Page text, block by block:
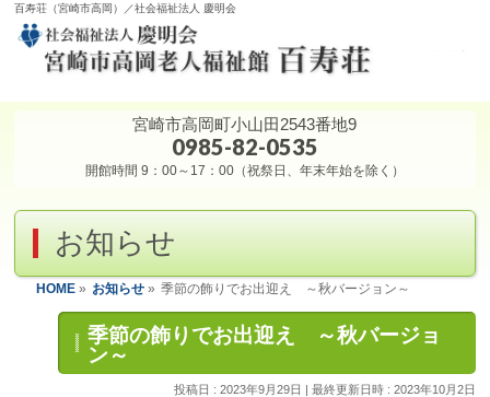
百寿荘（宮崎市高岡）／社会福祉法人 慶明会
宮崎市高岡町小山田2543番地9
0985-82-0535
開館時間 9：00～17：00（祝祭日、年末年始を除く）
お知らせ
HOME » お知らせ » 季節の飾りでお出迎え ～秋バージョン～
季節の飾りでお出迎え ～秋バージョ
ン～
投稿日 : 2023年9月29日 最終更新日時 : 2023年10月2日